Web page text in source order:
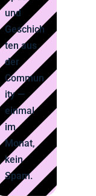
und
Geschich
ten aus
der
Commun
ity —
einmal
im
Monat,
kein
Spam.